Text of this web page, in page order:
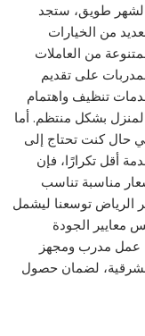
طويق، ستجد
من الخيارات
من العاملات
على تقديم
تنظيف واهتمام
بشكل منتظم. أما
حال كنت تحتاج إلى
أقل تكرارًا، فإن
مناسبة تناسب
الرياض توسعنا ليشمل
معايير الجودة
عمل مدرب ومجهز
الشرقية، لضمان حصول